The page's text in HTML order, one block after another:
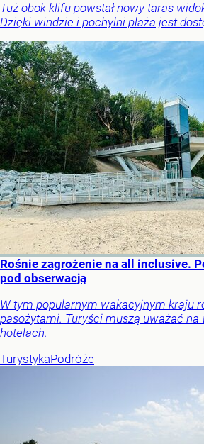
Tuż obok klifu powstał nowy taras
Dzięki windzie i pochylni plaża jest
Rośnie zagrożenie na all inclusive.
pod obserwacją
W tym popularnym wakacyjnym kraju
pasożytami. Turyści muszą uważać na
hotelach.
TurystykaPodróże